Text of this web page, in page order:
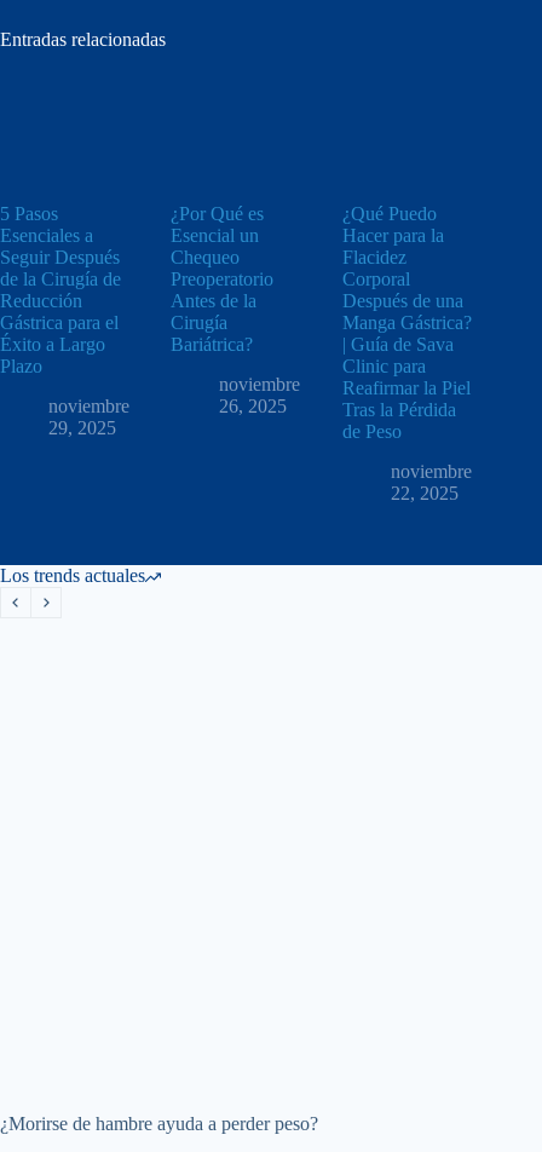
Entradas relacionadas
5 Pasos
Esenciales a
Seguir Después
de la Cirugía de
Reducción
Gástrica para el
Éxito a Largo
Plazo
noviembre
29, 2025
¿Por Qué es
Esencial un
Chequeo
Preoperatorio
Antes de la
Cirugía
Bariátrica?
noviembre
26, 2025
¿Qué Puedo
Hacer para la
Flacidez
Corporal
Después de una
Manga Gástrica?
| Guía de Sava
Clinic para
Reafirmar la Piel
Tras la Pérdida
de Peso
noviembre
22, 2025
Los trends actuales
¿Morirse de hambre ayuda a perder peso?